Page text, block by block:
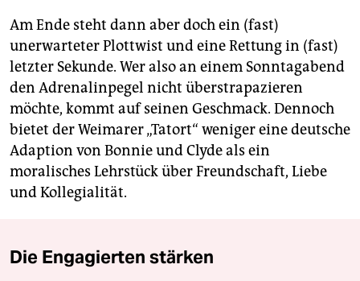
Am Ende steht dann aber doch ein (fast)
unerwarteter Plottwist und eine Rettung in (fast)
letzter Sekunde. Wer also an einem Sonntagabend
den Adrenalinpegel nicht überstrapazieren
möchte, kommt auf seinen Geschmack. Dennoch
bietet der Weimarer „Tatort“ weniger eine deutsche
Adaption von Bonnie und Clyde als ein
moralisches Lehrstück über Freundschaft, Liebe
und Kollegialität.
Die Engagierten stärken